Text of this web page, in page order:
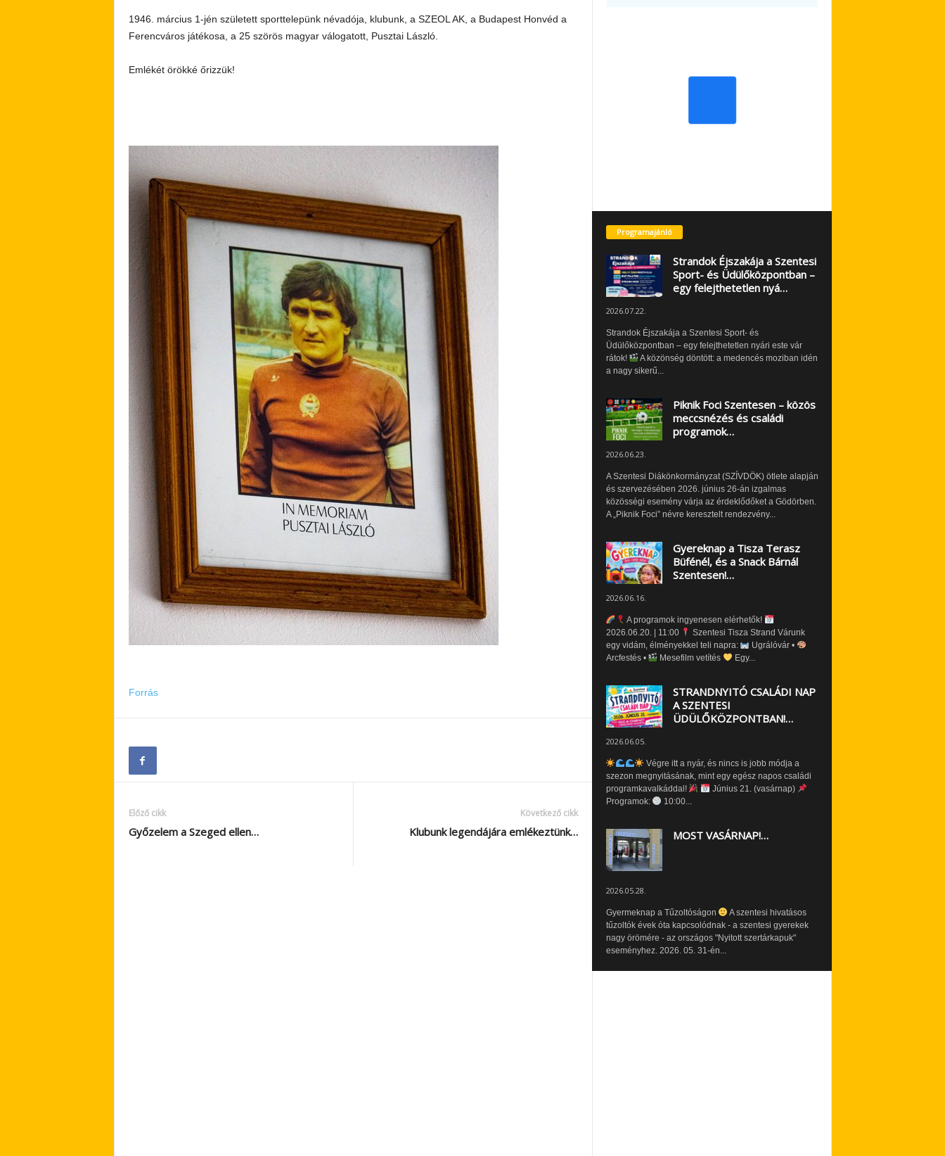
1946. március 1-jén született sporttelepünk névadója, klubunk, a SZEOL AK, a Budapest Honvéd a
Ferencváros játékosa, a 25 szörös magyar válogatott, Pusztai László.
Emlékét örökké őrizzük!
Forrás
Előző cikk
Győzelem a Szeged ellen…
Következő cikk
Klubunk legendájára emlékeztünk…
Programajánló
Strandok Éjszakája a Szentesi
Sport- és Üdülőközpontban –
egy felejthetetlen nyá…
2026.07.22.
Strandok Éjszakája a Szentesi Sport- és
Üdülőközpontban – egy felejthetetlen nyári este vár
rátok!
A közönség döntött: a medencés moziban idén
a nagy sikerű...
Piknik Foci Szentesen – közös
meccsnézés és családi
programok…
2026.06.23.
A Szentesi Diákönkormányzat (SZÍVDÖK) ötlete alapján
és szervezésében 2026. június 26-án izgalmas
közösségi esemény várja az érdeklődőket a Gödörben.
A „Piknik Foci” névre keresztelt rendezvény...
Gyereknap a Tisza Terasz
Büfénél, és a Snack Bárnál
Szentesen!…
2026.06.16.
A programok ingyenesen elérhetők!
2026.06.20. | 11:00
Szentesi Tisza Strand Várunk
egy vidám, élményekkel teli napra:
Ugrálóvár •
Arcfestés •
Mesefilm vetítés Egy...
STRANDNYITÓ CSALÁDI NAP
A SZENTESI
ÜDÜLŐKÖZPONTBAN!…
2026.06.05.
Végre itt a nyár, és nincs is jobb módja a
szezon megnyitásának, mint egy egész napos családi
programkavalkáddal!
Június 21. (vasárnap)
Programok:
10:00...
MOST VASÁRNAP!…
2026.05.28.
Gyermeknap a Tűzoltóságon
A szentesi hivatásos
tűzoltók évek óta kapcsolódnak - a szentesi gyerekek
nagy örömére - az országos "Nyitott szertárkapuk"
eseményhez. 2026. 05. 31-én...